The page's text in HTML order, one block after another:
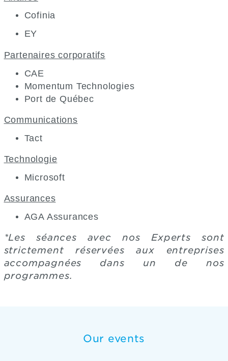
Cofinia
EY
Partenaires corporatifs
CAE
Momentum Technologies
Port de Québec
Communications
Tact
Technologie
Microsoft
Assurances
AGA Assurances
*Les séances avec nos Experts sont
strictement réservées aux entreprises
accompagnées dans un de nos
programmes.
Our events